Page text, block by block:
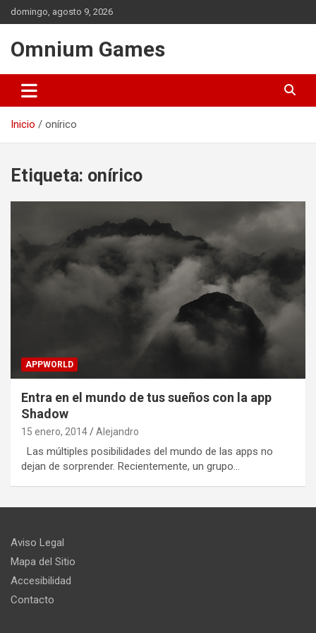
Saltar
al
domingo, agosto 9, 2026
Omnium Games
Inicio onírico
Etiqueta: onírico
APPWORLD
Entra en el mundo de tus sueños con la app
Shadow
15 enero, 2014 Alejandro
Las múltiples posibilidades del mundo de las apps no
dejan de sorprender. Recientemente, un grupo…
Aviso Legal
Mapa del Sitio
Accesibilidad
Contacto